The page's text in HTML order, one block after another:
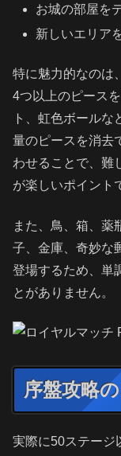
お城の部屋を
新しいエリア
特に魅力的なのは
4つ以上のピース
ト、虹色ボール
量のピースを消去
わせることで、難
が楽しいポイント
また、鳥、箱、薬
子、金庫、奇妙な
登場するため、単
とがありません。
序盤攻略
実際に50ステージ